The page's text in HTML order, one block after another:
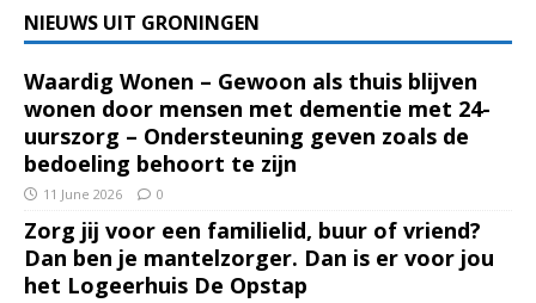
NIEUWS UIT GRONINGEN
Waardig Wonen – Gewoon als thuis blijven
wonen door mensen met dementie met 24-
uurszorg – Ondersteuning geven zoals de
bedoeling behoort te zijn
11 June 2026 0
Zorg jij voor een familielid, buur of vriend?
Dan ben je mantelzorger. Dan is er voor jou
het Logeerhuis De Opstap